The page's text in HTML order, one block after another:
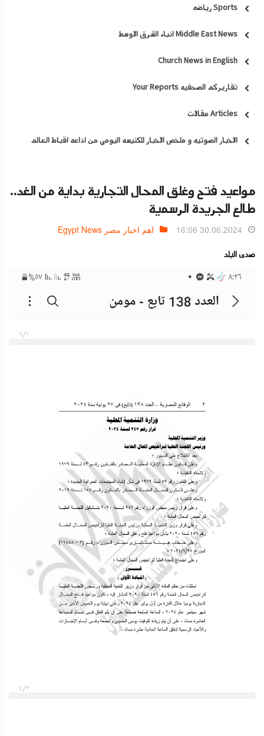
Sports رياضه
Middle East News انباء الشرق الاوسط
Church News in English
تقاريركم الصحفيه Your Reports
Articles مقالات
الاخبار الصوتيه و ملخص الاخبار للكنيسه اليومي من اذاعه اقباط العالم
مواعيد فتح وغلق المحال التجارية بداية من الغد..
طالع الجريدة الرسمية
30.06.2024 16:06 اهم اخبار مصر Egypt News
صدى البلد